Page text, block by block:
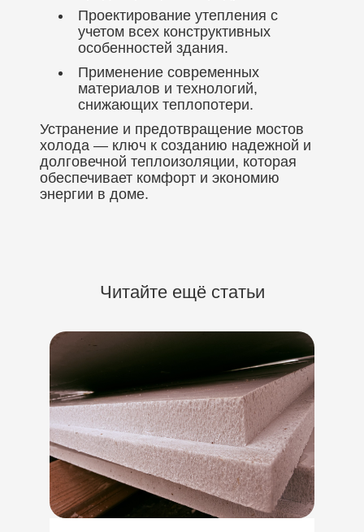
Проектирование утепления с
учетом всех конструктивных
особенностей здания.
Применение современных
материалов и технологий,
снижающих теплопотери.
Устранение и предотвращение мостов
холода — ключ к созданию надежной и
долговечной теплоизоляции, которая
обеспечивает комфорт и экономию
энергии в доме.
Читайте ещё статьи